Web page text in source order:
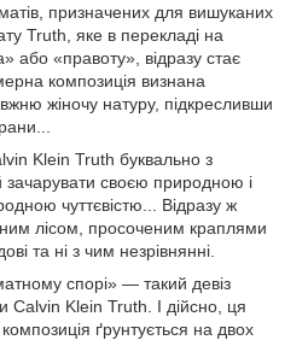
призначених для вишуканих
Truth, яке в перекладі на
або «правоту», відразу стає
композиція визнана
жіночу натуру, підкресливши
Klein Truth буквально з
своєю природною і
чуттєвістю... Відразу ж
лісом, просоченим краплями
та ні з чим незрівнянні.
спорі» — такий девіз
Calvin Klein Truth. І дійсно, ця
ґрунтується на двох